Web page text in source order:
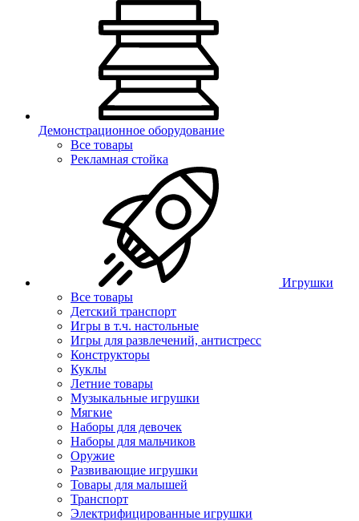
Демонстрационное оборудование
Все товары
Рекламная стойка
Игрушки
Все товары
Детский транспорт
Игры в т.ч. настольные
Игры для развлечений, антистресс
Конструкторы
Куклы
Летние товары
Музыкальные игрушки
Мягкие
Наборы для девочек
Наборы для мальчиков
Оружие
Развивающие игрушки
Товары для малышей
Транспорт
Электрифицированные игрушки